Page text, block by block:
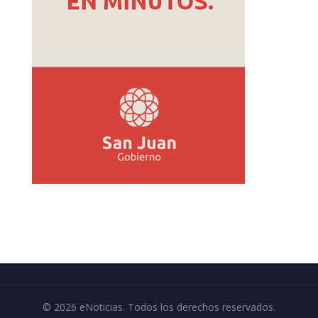
© 2026 eNoticias. Todos los derechos reservados.